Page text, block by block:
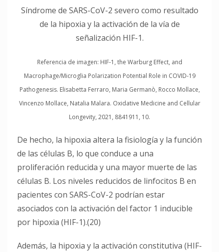
Síndrome de SARS-CoV-2 severo como resultado
de la hipoxia y la activación de la vía de
señalización HIF-1.
Referencia de imagen: HIF-1, the Warburg Effect, and
Macrophage/Microglia Polarization Potential Role in COVID-19
Pathogenesis. Elisabetta Ferraro, Maria Germanò, Rocco Mollace,
Vincenzo Mollace, Natalia Malara. Oxidative Medicine and Cellular
Longevity, 2021, 8841911, 10.
De hecho, la hipoxia altera la fisiología y la función
de las células B, lo que conduce a una
proliferación reducida y una mayor muerte de las
células B. Los niveles reducidos de linfocitos B en
pacientes con SARS-CoV-2 podrían estar
asociados con la activación del factor 1 inducible
por hipoxia (HIF-1).(20)
Además, la hipoxia y la activación constitutiva (HIF-